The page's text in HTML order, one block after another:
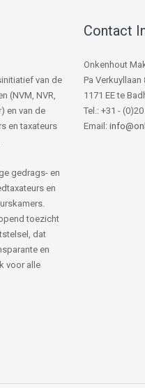
van de
(NVM, NVR,
en van de
en taxateurs
gedrags- en
en
toezicht
dat
en
voor alle
Contact
Onkenhout
Pa Verkuyllaan
1171 EE te
Tel.: +31 -
Email: